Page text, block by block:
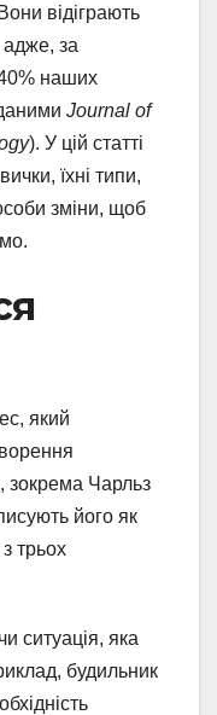
відіграють
за
40% наших
Journal of
). У цій статті
їхні типи,
зміни, щоб
який
зокрема Чарльз
його як
трьох
ситуація, яка
будильник